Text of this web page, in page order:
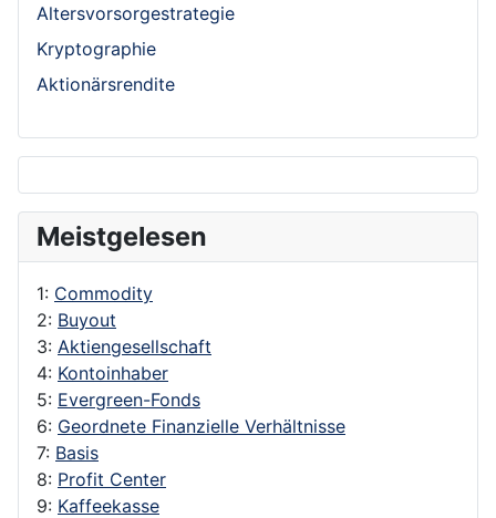
Altersvorsorgestrategie
Kryptographie
Aktionärsrendite
Meistgelesen
1: Commodity
2: Buyout
3: Aktiengesellschaft
4: Kontoinhaber
5: Evergreen-Fonds
6: Geordnete Finanzielle Verhältnisse
7: Basis
8: Profit Center
9: Kaffeekasse